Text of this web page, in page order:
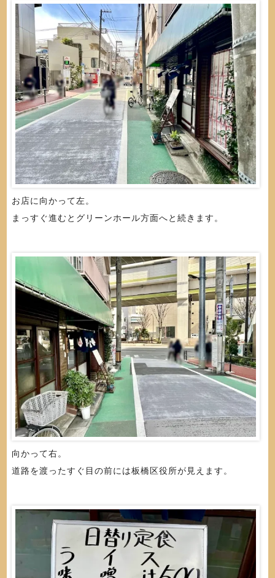
お店に向かって左。
まっすぐ進むとグリーンホール方面へと続きます。
向かって右。
道路を渡ったすぐ目の前には板橋区役所が見えます。